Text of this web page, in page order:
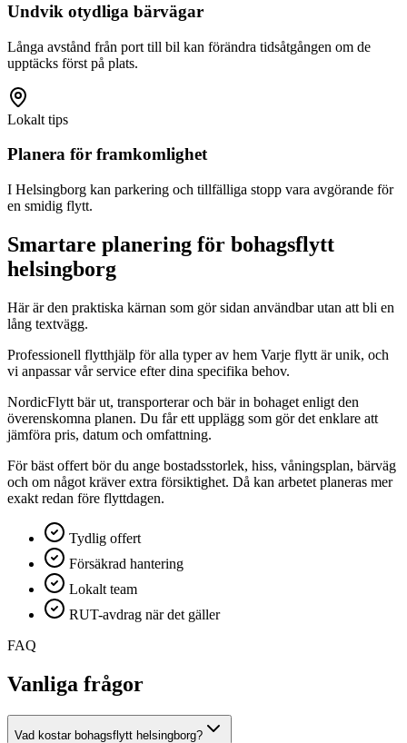
Undvik otydliga bärvägar
Långa avstånd från port till bil kan förändra tidsåtgången om de
upptäcks först på plats.
Lokalt tips
Planera för framkomlighet
I Helsingborg kan parkering och tillfälliga stopp vara avgörande för
en smidig flytt.
Smartare planering för bohagsflytt
helsingborg
Här är den praktiska kärnan som gör sidan användbar utan att bli en
lång textvägg.
Professionell flytthjälp för alla typer av hem Varje flytt är unik, och
vi anpassar vår service efter dina specifika behov.
NordicFlytt bär ut, transporterar och bär in bohaget enligt den
överenskomna planen. Du får ett upplägg som gör det enklare att
jämföra pris, datum och omfattning.
För bäst offert bör du ange bostadsstorlek, hiss, våningsplan, bärväg
och om något kräver extra försiktighet. Då kan arbetet planeras mer
exakt redan före flyttdagen.
Tydlig offert
Försäkrad hantering
Lokalt team
RUT-avdrag när det gäller
FAQ
Vanliga frågor
Vad kostar bohagsflytt helsingborg?